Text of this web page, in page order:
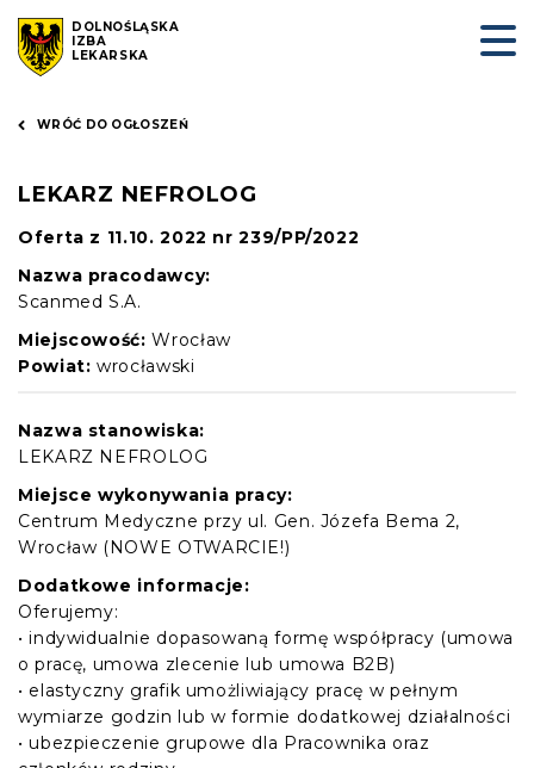
DOLNOŚLĄSKA
IZBA
LEKARSKA
WRÓĆ DO OGŁOSZEŃ
LEKARZ NEFROLOG
Oferta z 11.10. 2022 nr 239/PP/2022
Nazwa pracodawcy:
Scanmed S.A.
Miejscowość: Wrocław
Powiat: wrocławski
Nazwa stanowiska:
LEKARZ NEFROLOG
Miejsce wykonywania pracy:
Centrum Medyczne przy ul. Gen. Józefa Bema 2,
Wrocław (NOWE OTWARCIE!)
Dodatkowe informacje:
Oferujemy:
• indywidualnie dopasowaną formę współpracy (umowa
o pracę, umowa zlecenie lub umowa B2B)
• elastyczny grafik umożliwiający pracę w pełnym
wymiarze godzin lub w formie dodatkowej działalności
• ubezpieczenie grupowe dla Pracownika oraz